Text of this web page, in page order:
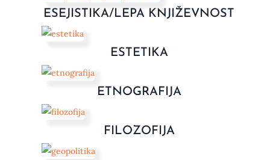
ESEJISTIKA/LEPA KNJIŽEVNOST
ESTETIKA
ETNOGRAFIJA
FILOZOFIJA